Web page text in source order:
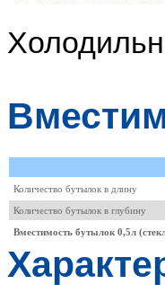
Количество бутылок в длину
Количество бутылок в глубину
Вместимость бутылок 0,5л